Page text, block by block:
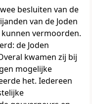
besluiten van de
van de Joden
vermoorden.
de Joden
kwamen zij bij
mogelijke
het. Iedereen